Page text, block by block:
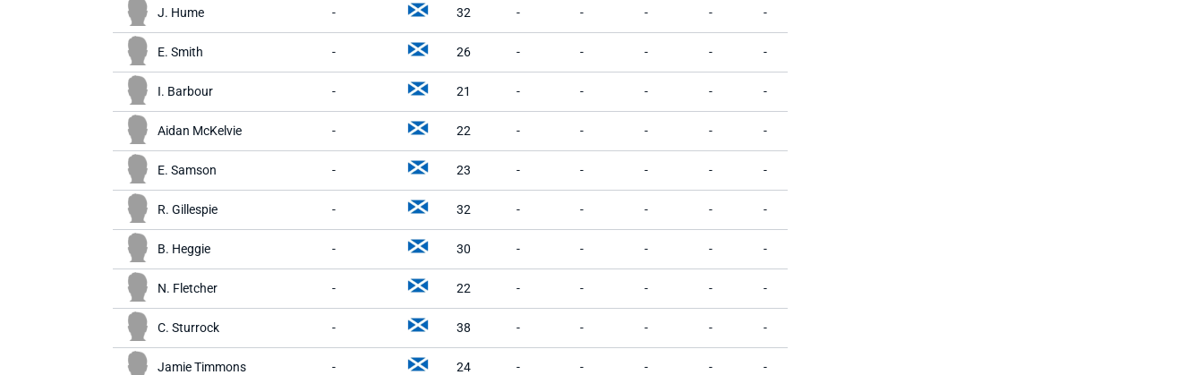
J. Hume - 32 - - - - -
E. Smith - 26 - - - - -
I. Barbour - 21 - - - - -
Aidan McKelvie - 22 - - - - -
E. Samson - 23 - - - - -
R. Gillespie - 32 - - - - -
B. Heggie - 30 - - - - -
N. Fletcher - 22 - - - - -
C. Sturrock - 38 - - - - -
Jamie Timmons - 24 - - - - -